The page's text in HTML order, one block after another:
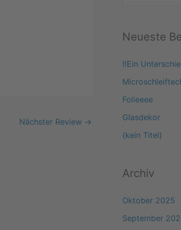
Nächster Review →
h
e
c
h
Neueste
‼️Ein
Folieeee
Glasdekor
(kein Titel)
Archiv
Oktober 2025
September